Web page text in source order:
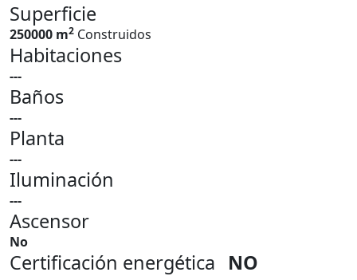
Superficie
250000 m2 Construidos
Habitaciones
---
Baños
---
Planta
---
Iluminación
---
Ascensor
No
Certificación energética NO